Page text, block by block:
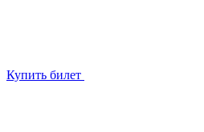
Купить билет